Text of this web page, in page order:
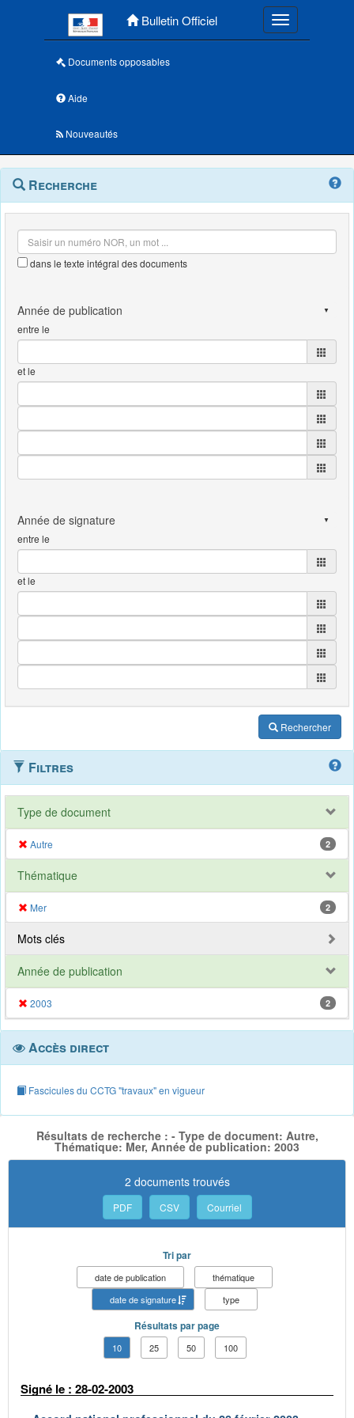
Bulletin Officiel Toggle
Documents opposables
Aide
Nouveautés
Navigation
outils
Menu
contextuel
Recherche
dans le texte intégral des documents
entre le
et le
entre le
et le
Rechercher
Filtres
Type de document
Autre 2
Thématique
Mer 2
Mots clés
Année de publication
2003 2
Accès direct
Fascicules du CCTG "travaux" en vigueur
Résultats de recherche : - Type de document: Autre,
Thématique: Mer, Année de publication: 2003
2 documents trouvés
PDF CSV Courriel
Tri par
date de publication
thématique
date de signature
type
Résultats par page
10 25 50 100
Signé le : 28-02-2003